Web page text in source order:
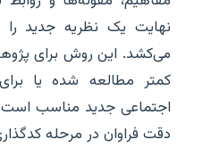
نهایت یک نظریه جدید را
می‌کشد. این روش برای
کمتر مطالعه شده یا
اجتماعی جدید مناسب
دقت فراوان در مرحله